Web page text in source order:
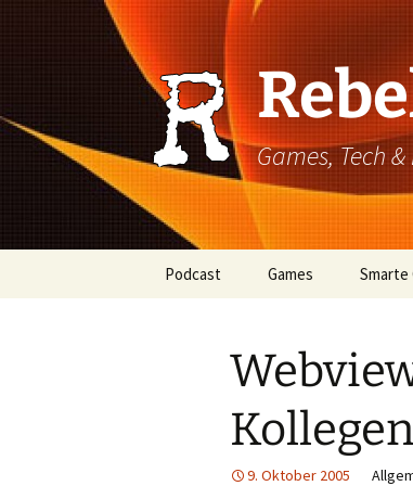
Games, Tech
Podcast Games
Xbox
PlayStation
Mobile
Smarte
9. Oktober 2005